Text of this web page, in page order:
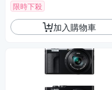
限時下殺
加入購物車